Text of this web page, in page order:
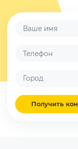
Получить